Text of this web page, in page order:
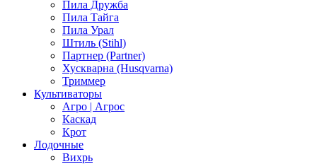
Пила Дружба
Пила Тайга
Пила Урал
Штиль (Stihl)
Партнер (Partner)
Хускварна (Husqvarna)
Триммер
Культиваторы
Агро | Агрос
Каскад
Крот
Лодочные
Вихрь